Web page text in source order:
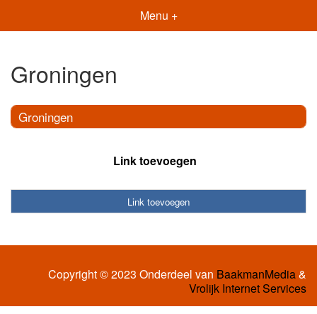
Menu +
Groningen
Groningen
Link toevoegen
Link toevoegen
Copyright © 2023 Onderdeel van BaakmanMedia&
Vrolijk Internet Services